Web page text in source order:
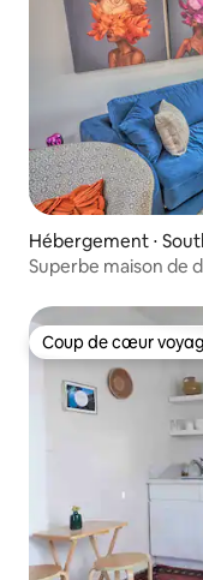
Hébergement ⋅
Superbe maison de
Coup de cœur
Coup de cœur